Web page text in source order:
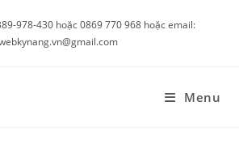
978-430 hoặc 0869 770 968 hoặc email:
Menu